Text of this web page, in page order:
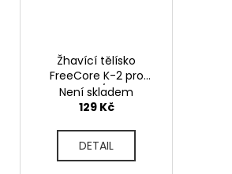
Žhavící tělísko
FreeCore K-2 pro
Kriemhild II / Gunther
(0,3ohm) (1ks)
Není skladem
129 Kč
DETAIL